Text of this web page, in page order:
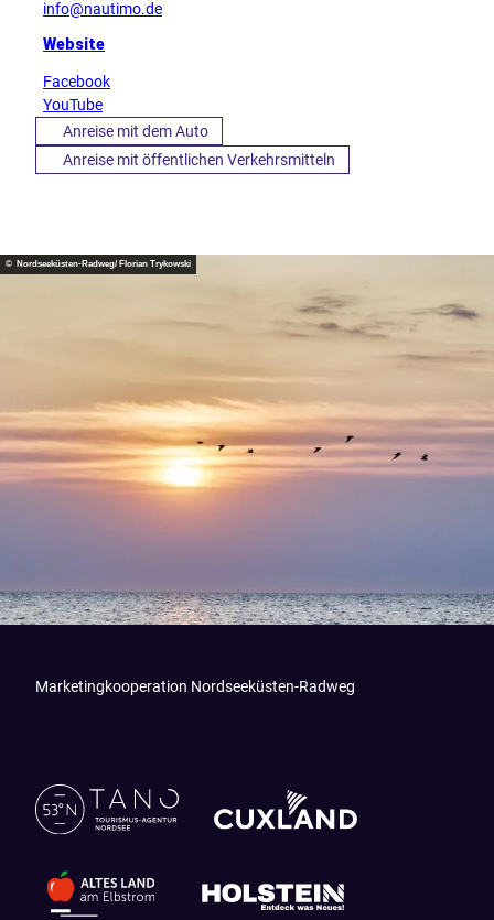
info@nautimo.de
Website
Facebook
YouTube
Anreise mit dem Auto
Anreise mit öffentlichen Verkehrsmitteln
© Nordseeküsten-Radweg/ Florian Trykowski
Marketingkooperation Nordseeküsten-Radweg